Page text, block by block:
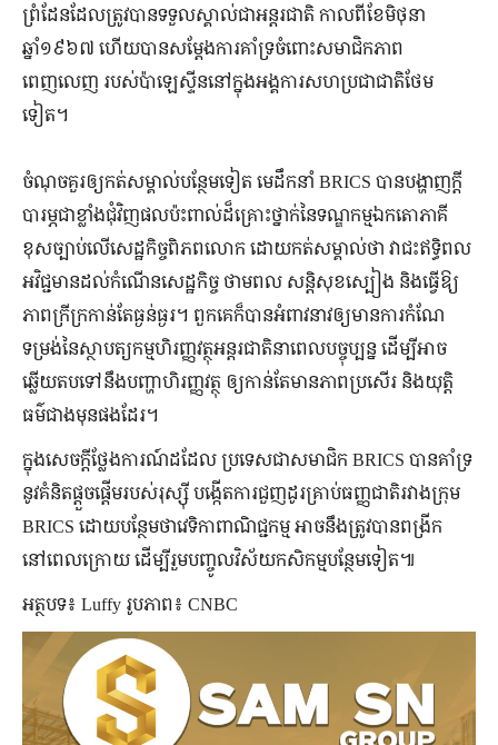
ព្រំដែនដែលត្រូវបានទទួលស្គាល់ជាអន្តរជាតិ កាលពីខែមិថុនា
ឆ្នាំ១៩៦៧ ហើយបានសម្តែងការគាំទ្រចំពោះសមាជិកភាព
ពេញលេញ របស់ប៉ាឡេស្ទីននៅក្នុងអង្គការសហប្រជាជាតិថែម
ទៀត។
ចំណុចគួរឲ្យកត់សម្គាល់បន្ថែមទៀត មេដឹកនាំ BRICS បានបង្ហាញក្ដី
បារម្ភជាខ្លាំងជុំវិញផលប៉ះពាល់ដ៏គ្រោះថ្នាក់នៃទណ្ឌកម្មឯកតោភាគី
ខុសច្បាប់លើសេដ្ឋកិច្ចពិភពលោក ដោយកត់សម្គាល់ថា វាជះឥទ្ធិពល
អវិជ្ជមានដល់កំណើនសេដ្ឋកិច្ច ថាមពល សន្តិសុខស្បៀង និងធ្វើឱ្យ
ភាពក្រីក្រកាន់តែធ្ងន់ធ្ងរ។ ពួកគេក៏បានអំពាវនាវឲ្យមានការកំណែ
ទម្រង់នៃស្ថាបត្យកម្មហិរញ្ញវត្ថុអន្តរជាតិនាពេលបច្ចុប្បន្ន ដើម្បីអាច
ឆ្លើយតបទៅនឹងបញ្ហាហិរញ្ញវត្ថុ ឲ្យកាន់តែមានភាពប្រសើរ និងយុត្តិ
ធម៌ជាងមុនផងដែរ។
ក្នុងសេចក្តីថ្លែងការណ៍ដដែល ប្រទេសជាសមាជិក BRICS បានគាំទ្រ
នូវគំនិតផ្ដួចផ្ដើមរបស់រុស្ស៊ី បង្កើតការជួញដូរគ្រាប់ធញ្ញជាតិរវាងក្រុម
BRICS ដោយបន្ថែមថាវេទិកាពាណិជ្ជកម្ម អាចនឹងត្រូវបានពង្រីក
នៅពេលក្រោយ ដើម្បីរួមបញ្ចូលវិស័យកសិកម្មបន្ថែមទៀត៕
អត្ថបទ៖ Luffy រូបភាព៖ CNBC